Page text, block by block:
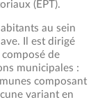
(EPT).
au sein
Il est dirigé
de
municipales :
composant
variant en